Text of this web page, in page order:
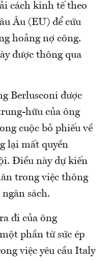
cách kinh tế theo
Âu (EU) để cứu
hoảng nợ công.
được thông qua
Berlusconi được
hữu của ông
cuộc bỏ phiếu về
lại mất quyền
Điều này dự kiến
trong việc thông
sách.
đi của ông
phần từ sức ép
việc yêu cầu Italy